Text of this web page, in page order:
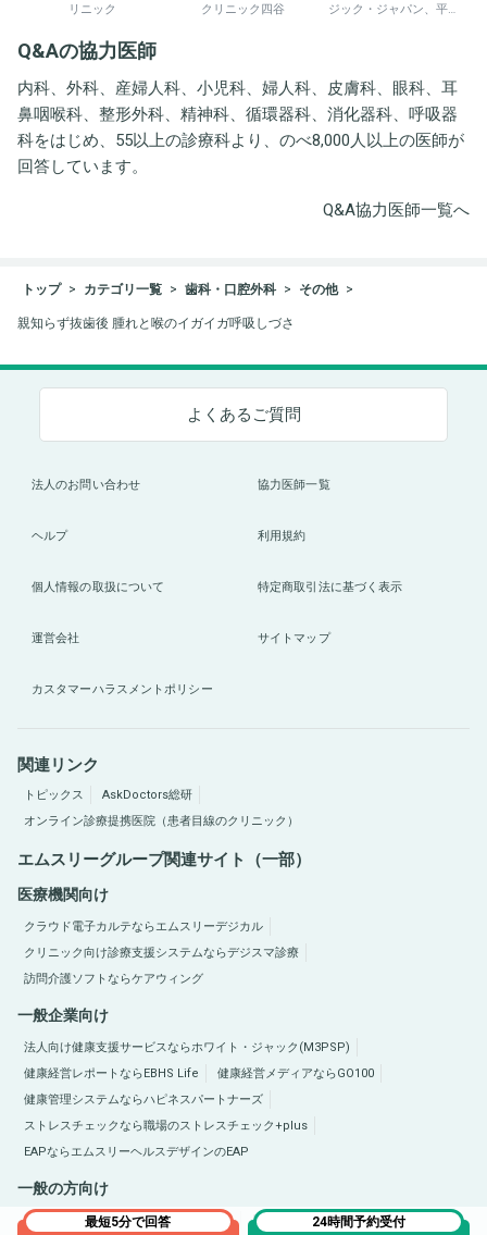
リニック
クリニック四谷
ジック・ジャパン、平野
Q&Aの協力医師
内科、外科、産婦人科、小児科、婦人科、皮膚科、眼科、耳
鼻咽喉科、整形外科、精神科、循環器科、消化器科、呼吸器
科をはじめ、55以上の診療科より、のべ8,000人以上の医師が
回答しています。
Q&A協力医師一覧へ
トップ カテゴリ一覧 歯科・口腔外科 その他
親知らず抜歯後 腫れと喉のイガイガ呼吸しづさ
最短5分で回答 24時間予約受付
よくあるご質問
法人のお問い合わせ 協力医師一覧
ヘルプ 利用規約
個人情報の取扱について 特定商取引法に基づく表示
運営会社 サイトマップ
カスタマーハラスメントポリシー
関連リンク
トピックス
AskDoctors総研
オンライン診療提携医院（患者目線のクリニック）
エムスリーグループ関連サイト（一部）
医療機関向け
クラウド電子カルテならエムスリーデジカル
クリニック向け診療支援システムならデジスマ診療
訪問介護ソフトならケアウィング
一般企業向け
法人向け健康支援サービスならホワイト・ジャック(M3PSP)
健康経営レポートならEBHS Life
健康経営メディアならGO100
健康管理システムならハピネスパートナーズ
ストレスチェックなら職場のストレスチェック+plus
EAPならエムスリーヘルスデザインのEAP
一般の方向け
医療総合サイトQLife（キューライフ） 肥満症総合サイトならひまんラボ